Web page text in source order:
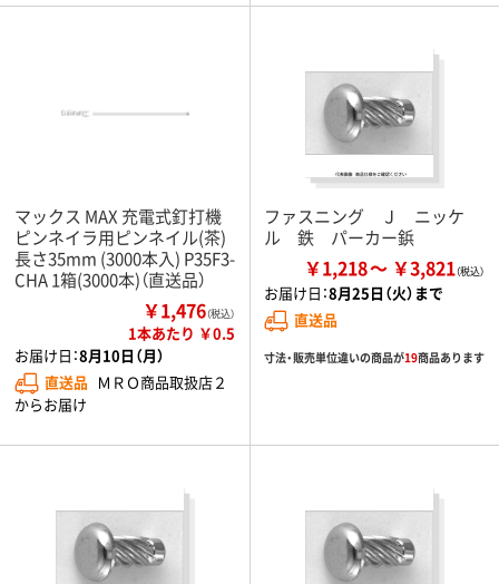
マックス MAX 充電式釘打機
ピンネイラ用ピンネイル(茶)
長さ35mm (3000本入) P35F3-
CHA 1箱(3000本)（直送品）
￥1,476（税込）
1本あたり ￥0.5
お届け日：8月10日（月）
直送品 ＭＲＯ商品取扱店２
からお届け
ファスニング Ｊ ニッケ
ル 鉄 パーカー鋲
￥1,218 ￥3,821
お届け日：8月25日（火）まで
直送品
寸法・販売単位違いの商品が19商品あります